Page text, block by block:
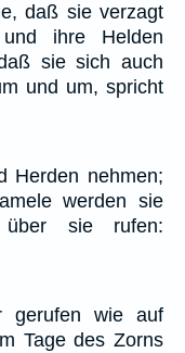
daß sie verzagt
ihre Helden
sie sich auch
und um, spricht
Herden nehmen;
werden sie
sie rufen:
gerufen wie auf
Tage des Zorns